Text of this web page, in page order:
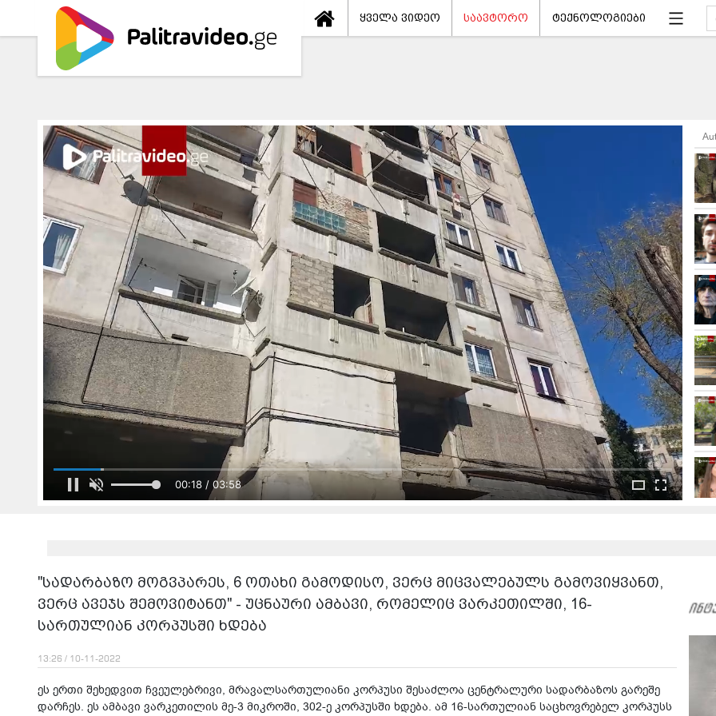
ყველა ვიდეო საავტორო ტექნოლოგიები
00:20 / 03:58
"სადარბაზო მოგვპარეს, 6 ოთახი გამოდისო, ვერც მიცვალებულს გამოვიყვანთ,
ვერც ავეჯს შემოვიტანთ" - უცნაური ამბავი, რომელიც ვარკეთილში, 16-
სართულიან კორპუსში ხდება
13:26 / 10-11-2022
ეს ერთი შეხედვით ჩვეულებრივი, მრავალსართულიანი კორპუსი შესაძლოა ცენტრალური სადარბაზოს გარეშე
დარჩეს. ეს ამბავი ვარკეთილის მე-3 მიკროში, 302-ე კორპუსში ხდება. ამ 16-სართულიან საცხოვრებელ კორპუსს